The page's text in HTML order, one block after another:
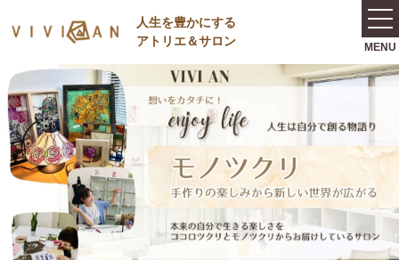
⼈⽣を豊かにする
アトリエ＆サロン